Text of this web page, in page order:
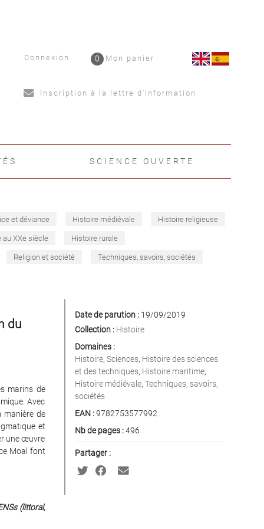
Connexion Mon panier
0
Inscription à la lettre d'information
SCIENCE OUVERTE
et déviance Histoire médiévale Histoire religieuse
au XXe siècle Histoire rurale
Religion et société Techniques, savoirs, sociétés
du
marins de
Avec
manière de
et
une œuvre
Moal font
(littoral,
Date de parution :19/09/2019
Collection : Histoire
Domaines :
Histoire, Sciences, Histoire des sciences
et des techniques, Histoire maritime,
Histoire médiévale, Techniques, savoirs,
sociétés
EAN :9782753577992
Nb de pages :496
Partager :